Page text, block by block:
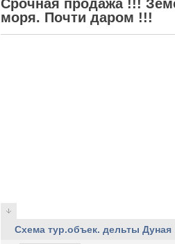
Срочная продажа !!!
моря. Почти даром !!!
Схема тур.объек. дельты Дуная